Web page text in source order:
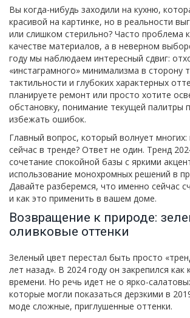
Вы когда-нибудь заходили на кухню,
красивой на картинке, но в реальности
или слишком стерильно? Часто проблема
качестве материалов, а в неверном
году мы наблюдаем интересный сдвиг:
«инстаграмного» минимализма в сторону
тактильности и глубоких характерных
планируете ремонт или просто хотите
обстановку, понимание текущей палитры
избежать ошибок.
Главный вопрос, который волнует многих:
сейчас в тренде? Ответ не один. Тренд
сочетание спокойной базы с яркими
использование монохромных решений в
Давайте разберемся, что именно сейчас
и как это применить в вашем доме.
Возвращение к природе:
оливковые оттенки
Зеленый цвет перестал быть просто
лет назад». В 2024 году он закрепился как
времени. Но речь идет не о ярко-
которые могли показаться дерзкими в
моде сложные, приглушенные оттенки.